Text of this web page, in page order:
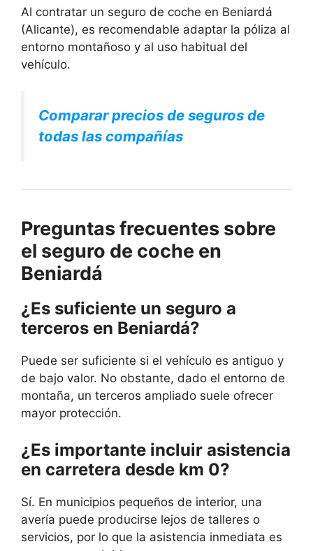
Al contratar un seguro de coche en Beniardá
(Alicante), es recomendable adaptar la póliza al
entorno montañoso y al uso habitual del
vehículo.
Comparar precios de seguros de
todas las compañías
Preguntas frecuentes sobre
el seguro de coche en
Beniardá
¿Es suficiente un seguro a
terceros en Beniardá?
Puede ser suficiente si el vehículo es antiguo y
de bajo valor. No obstante, dado el entorno de
montaña, un terceros ampliado suele ofrecer
mayor protección.
¿Es importante incluir asistencia
en carretera desde km 0?
Sí. En municipios pequeños de interior, una
avería puede producirse lejos de talleres o
servicios, por lo que la asistencia inmediata es